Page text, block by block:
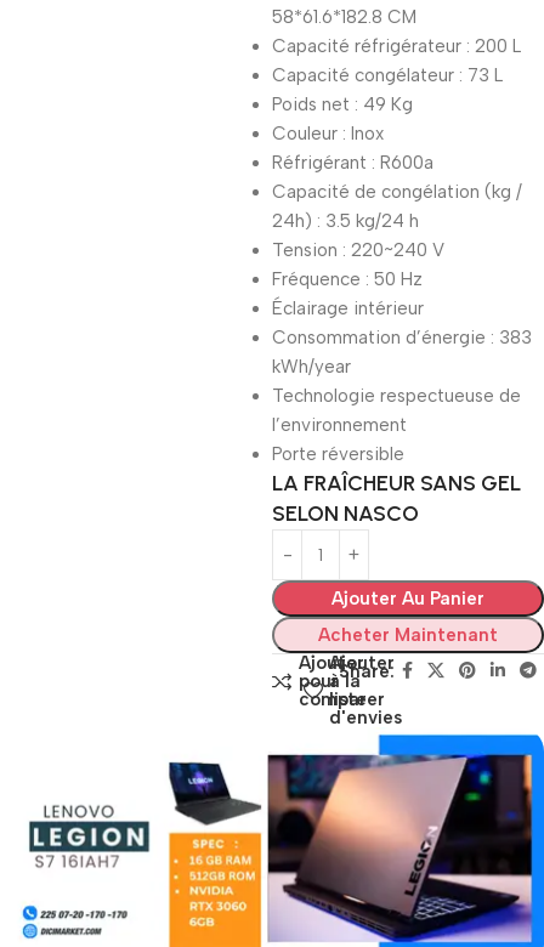
58*61.6*182.8 CM
Capacité réfrigérateur : 200 L
Capacité congélateur : 73 L
Poids net : 49 Kg
Couleur : Inox
Réfrigérant : R600a
Capacité de congélation (kg /
24h) : 3.5 kg/24 h
Tension : 220~240 V
Fréquence : 50 Hz
Éclairage intérieur
Consommation d’énergie : 383
kWh/year
Technologie respectueuse de
l’environnement
Porte réversible
LA FRAÎCHEUR SANS GEL
SELON NASCO
Ajouter Au Panier
Acheter Maintenant
Ajouter
pour
comparer
Ajouter
à la
liste
d'envies
Share: